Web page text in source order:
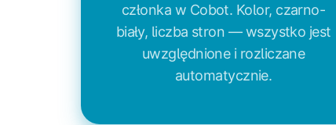
członka w Cobot. Kolor, czarno-
biały, liczba stron — wszystko jest
uwzględnione i rozliczane
automatycznie.